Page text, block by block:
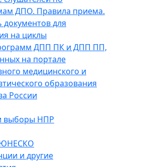
ДПО. Правила приема.
для
на циклы
ДПП ПК и ДПП ПП,
на портале
медицинского и
образования
России
выборы НПР
и другие